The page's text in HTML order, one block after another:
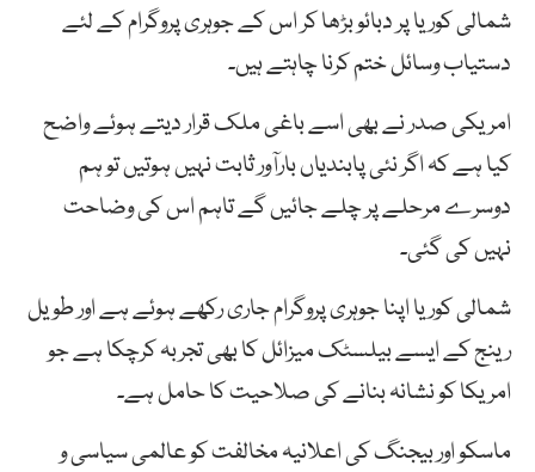
شمالی کوریا پر دبائو بڑھا کر اس کے جوہری پروگرام کے لئے
دستیاب وسائل ختم کرنا چاہتے ہیں۔
امریکی صدر نے بھی اسے باغی ملک قرار دیتے ہوئے واضح
کیا ہے کہ اگر نئی پابندیاں بارآور ثابت نہیں ہوتیں تو ہم
دوسرے مرحلے پر چلے جائیں گے تاہم اس کی وضاحت
نہیں کی گئی۔
شمالی کوریا اپنا جوہری پروگرام جاری رکھے ہوئے ہے اور طویل
رینج کے ایسے بیلسٹک میزائل کا بھی تجربہ کرچکا ہے جو
امریکا کو نشانہ بنانے کی صلاحیت کا حامل ہے۔
ماسکو اور بیجنگ کی اعلانیہ مخالفت کو عالمی سیاسی و